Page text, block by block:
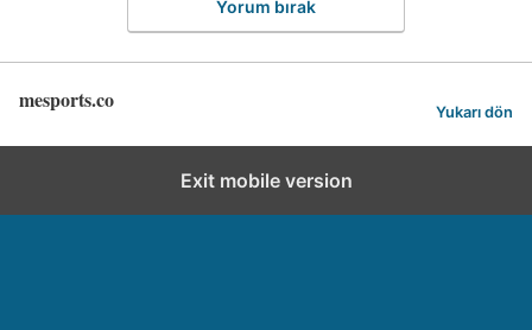
Yorum bırak
mesports.co Yukarı dön
Exit mobile version